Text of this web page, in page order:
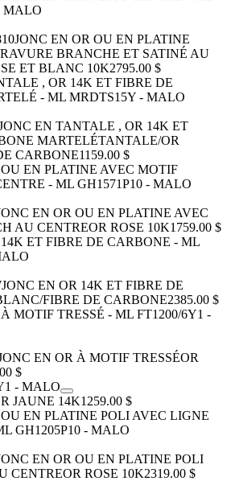
JONC EN OR OU EN PLATINE
BRANCHE ET SATINÉ AU
ET BLANC 10K2795.00 $
EN TANTALE , OR 14K ET
MARTELÉTANTALE/OR
CARBONE1159.00 $
EN OR OU EN PLATINE AVEC
AU CENTREOR ROSE 10K1759.00 $
JONC EN OR 14K ET FIBRE DE
FIBRE DE CARBONE2385.00 $
EN OR À MOTIF TRESSÉOR
$
JAUNE 14K1259.00 $
EN OR OU EN PLATINE POLI
CENTREOR ROSE 10K2319.00 $